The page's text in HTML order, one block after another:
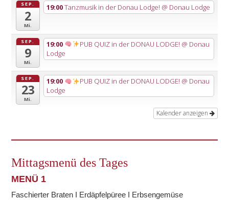
SEP.
2
Mi.
19:00Tanzmusik in der Donau Lodge! @ Donau Lodge
SEP.
9
Mi.
19:00 PUB QUIZ in der DONAU LODGE! @ Donau
Lodge
SEP.
23
Mi.
19:00 PUB QUIZ in der DONAU LODGE! @ Donau
Lodge
Kalender anzeigen
Mittagsmenü des Tages
MENÜ 1
Faschierter Braten I Erdäpfelpüree I Erbsengemüse